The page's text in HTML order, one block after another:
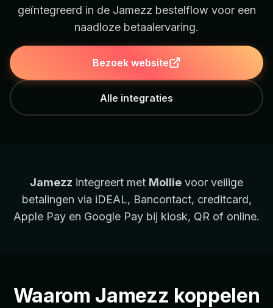
geïntegreerd in de Jamezz bestelflow voor een
naadloze betaalervaring.
Bezoek website
Alle integraties
Jamezz integreert met Mollie voor veilige
betalingen via iDEAL, Bancontact, creditcard,
Apple Pay en Google Pay bij kiosk, QR of online.
Waarom Jamezz koppelen